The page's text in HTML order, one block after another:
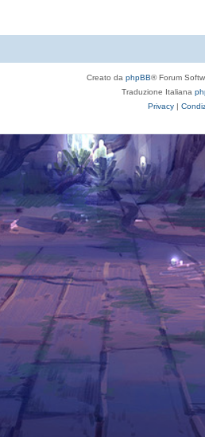
Creato da phpBB® Forum
Traduzione Italiana
Privacy |